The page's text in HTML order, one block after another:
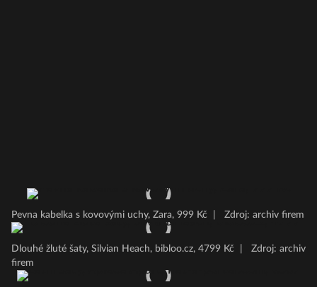
Pevna kabelka s kovovými uchy, Zara, 999 Kč Zdroj: archiv firem
Dlouhé žluté šaty, Silvian Heach, bibloo.cz, 4799 Kč
Zdroj: archiv
firem